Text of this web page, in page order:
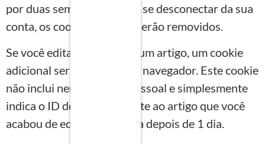
por duas semanas. Se você se desconectar da sua
conta, os cookies de login serão removidos.
Se você editar ou publicar um artigo, um cookie
adicional será salvo no seu navegador. Este cookie
não inclui nenhum dado pessoal e simplesmente
indica o ID do post referente ao artigo que você
acabou de editar. Ele expira depois de 1 dia.